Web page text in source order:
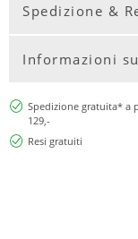
Spedizione &
Informazioni
Spedizione gratuita* a
129,-
Resi gratuiti